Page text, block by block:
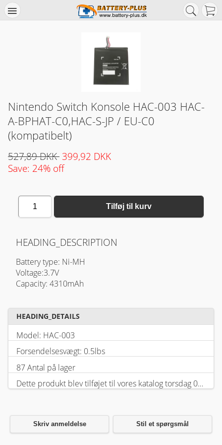
Nintendo Switch Konsole HAC-003 HAC-
A-BPHAT-C0,HAC-S-JP / EU-C0
(kompatibelt)
527,89 DKK 399,92 DKK
Save: 24% off
1 Tilføj til kurv
HEADING_DESCRIPTION
Battery type: Ni-MH
Voltage:3.7V
Capacity: 4310mAh
HEADING_DETAILS
Model: HAC-003
Forsendelsesvægt: 0.5lbs
87 Antal på lager
Dette produkt blev tilføjet til vores katalog torsdag 05 februar, 2026.
Skriv anmeldelse Stil et spørgsmål